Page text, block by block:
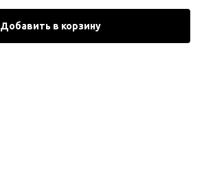
Добавить в корзину